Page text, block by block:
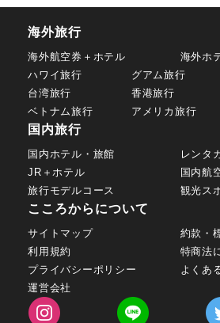
海外旅行
海外航空券＋ホテル
海外ホ
ハワイ旅行
グアム旅行
台湾旅行
香港旅行
ベトナム旅行
アメリカ旅行
国内旅行
国内ホテル・旅館
レンタ
JR＋ホテル
国内航
旅行モデルコース
観光ス
こころからについて
サイトマップ
約款・
利用規約
特商法
プライバシーポリシー
よくあ
運営会社